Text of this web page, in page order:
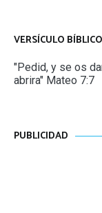
VERSÍCULO BÍBLICO
"Pedid, y se os
abrira" Mateo 7:7
PUBLICIDAD